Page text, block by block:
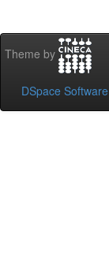
Theme by
DSpace Software